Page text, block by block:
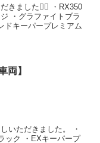
きました🙇‍♂️ ・RX350
・グラファイトブラ
ドキーパープレミアム
両】
いただきました。 ・
ック ・EXキーパープ